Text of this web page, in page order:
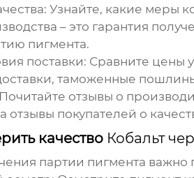
Узнайте, какие меры
– это гарантия
пигмента.
поставки: Сравните цены
таможенные
Почитайте отзывы о
отзывы покупателей о
качество Кобальт
партии пигмента важно